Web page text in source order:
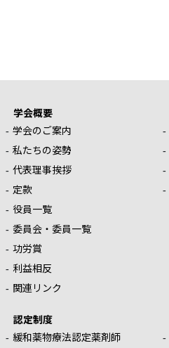
学会概要
学会のご案内
私たちの姿勢
代表理事挨拶
定款
役員一覧
委員会・委員一覧
功労賞
利益相反
関連リンク
認定制度
緩和薬物療法認定薬剤師